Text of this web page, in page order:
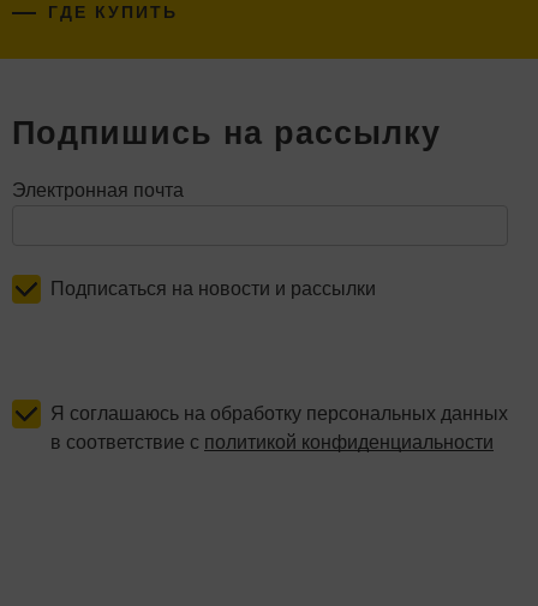
ГДЕ КУПИТЬ
Подпишись на рассылку
Электронная почта
Подписаться на новости и рассылки
Я соглашаюсь на обработку персональных данных
в соответствие с политикой конфиденциальности